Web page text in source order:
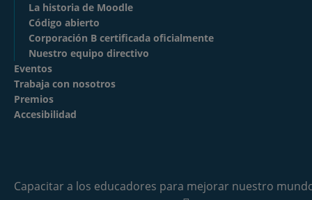
La historia de Moodle
Código abierto
Corporación B certificada oficialmente
Nuestro equipo directivo
Eventos
Trabaja con nosotros
Premios
Accesibilidad
Capacitar a los educadores para mejorar nuestro